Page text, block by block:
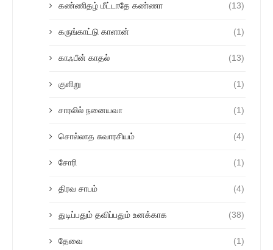
கண்ணிதழ் மீட்டாதே கண்ணா (13)
கருங்காட்டு காளான் (1)
காஃபீன் காதல் (13)
குளிறு (1)
சாரலில் நனையவா (1)
சொல்லாத சுவாரசியம் (4)
சோரி (1)
திரவ சாபம் (4)
துடிப்பதும் தவிப்பதும் உனக்காக (38)
தேவை (1)